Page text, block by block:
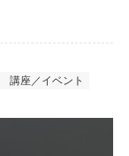
講座／イベント